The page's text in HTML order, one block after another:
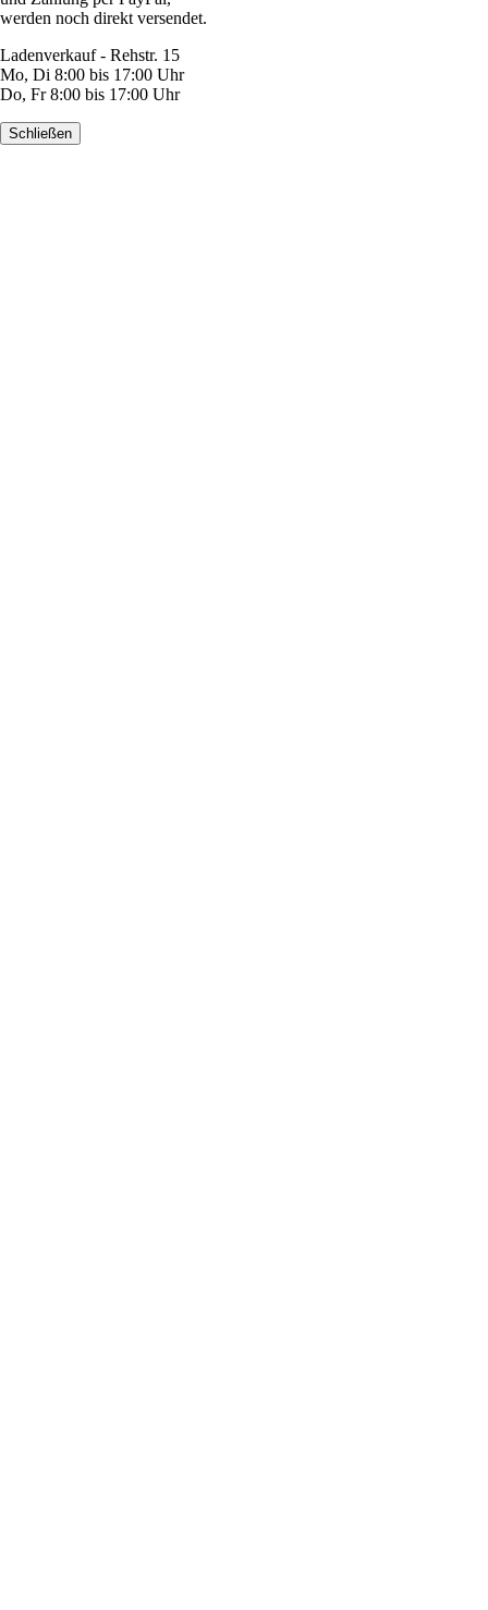
werden noch direkt versendet.
Ladenverkauf - Rehstr. 15
Mo, Di 8:00 bis 17:00 Uhr
Do, Fr 8:00 bis 17:00 Uhr
Schließen